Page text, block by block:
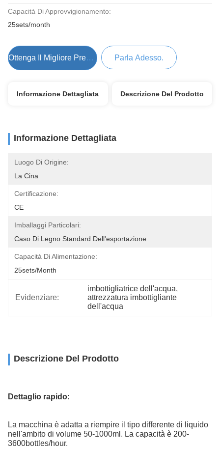
Capacità Di Approvvigionamento:
25sets/month
Ottenga Il Migliore Prezzo Parla Adesso.
Informazione Dettagliata Descrizione Del Prodotto
Informazione Dettagliata
Luogo Di Origine:
La Cina
Certificazione:
CE
Imballaggi Particolari:
Caso Di Legno Standard Dell'esportazione
Capacità Di Alimentazione:
25sets/month
Evidenziare:
imbottigliatrice dell'acqua,
attrezzatura imbottigliante
dell'acqua
Descrizione Del Prodotto
Dettaglio rapido:
La macchina è adatta a riempire il tipo differente di liquido
nell'ambito di volume 50-1000ml. La capacità è 200-
3600bottles/hour.